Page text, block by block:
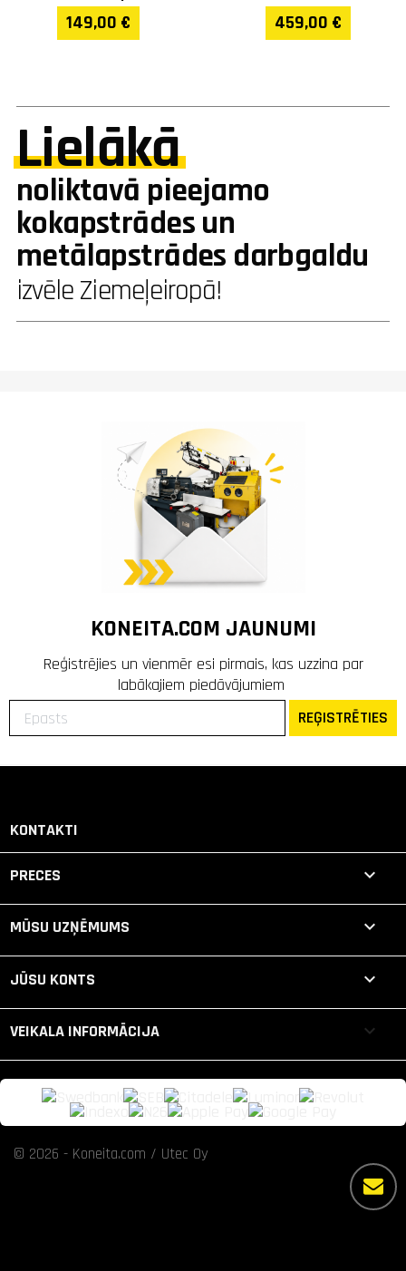
149,00 € 459,00 €
Lielākā
noliktavā pieejamo
kokapstrādes un
metālapstrādes darbgaldu
izvēle Ziemeļeiropā!
KONEITA.COM JAUNUMI
Reģistrējies un vienmēr esi pirmais, kas uzzina par
labākajiem piedāvājumiem
REĢISTRĒTIES
KONTAKTI
PRECES 
MŪSU UZŅĒMUMS 
JŪSU KONTS 
VEIKALA INFORMĀCIJA keyboard_arrow_down
© 2026 - Koneita.com / Utec Oy